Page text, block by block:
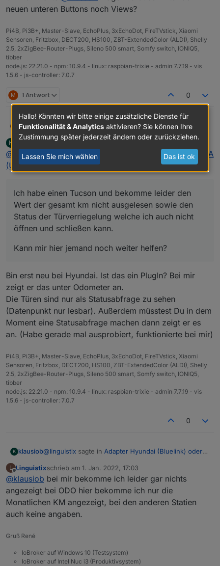
neuen unteren Buttons noch Views?
Pi4B, Pi3B+, Master-Slave, EchoPlus, 3xEchoDot, FireTVstick, Xiaomi
Sensoren, Fritzbox, DECT200, HS100, ZBT-ExtendedColor (ALDI), Shelly
2.5, 2xZigBee-Router-Plugs, Sileno 500 smart, Somfy switch, IONIQ5,
tibber
node.js: 22.21.0 - npm: 10.9.4 - linux: raspbian-trixie - admin 7.7.19 - vis
1.5.6 - js-controller: 7.0.7
M 1 Antwort 0
LinguistixIch habe einen Tucson und bekomme leider den
Wert der gesamt km nicht ausgelesen sowie den
öffnen und schließen kann.
K
Offline
klausiob schrieb am 1. Jan. 2022, 17:01
@ linguistix sagte inAdapter Hyundai (Bluelink) oder KIA
(UVO):
Ich habe einen Tucson und bekomme leider den
Wert der gesamt km nicht ausgelesen sowie den
Status der Türverriegelung welche ich auch nicht
öffnen und schließen kann.
Kann mir hier jemand noch weiter helfen?
Bin erst neu bei Hyundai. Ist das ein PlugIn? Bei mir
zeigt er das unter Odometer an.
Die Türen sind nur als Statusabfrage zu sehen
(Datenpunkt nur lesbar). Außerdem müsstest Du in dem
Moment eine Statusabfrage machen dann zeigt er es
an. (Habe gerade mal ausprobiert, funktionierte bei mir)
Pi4B, Pi3B+, Master-Slave, EchoPlus, 3xEchoDot, FireTVstick, Xiaomi
Sensoren, Fritzbox, DECT200, HS100, ZBT-ExtendedColor (ALDI), Shelly
2.5, 2xZigBee-Router-Plugs, Sileno 500 smart, Somfy switch, IONIQ5,
tibber
node.js: 22.21.0 - npm: 10.9.4 - linux: raspbian-trixie - admin 7.7.19 - vis
1.5.6 - js-controller: 7.0.7
0
K klausiob@linguistix sagte in Adapter Hyundai (Bluelink) oder
Ich habe einen Tucson und bekomme leider den
Wert der gesamt km nicht ausgelesen sowie den
öffnen und schließen kann.
Bin erst neu bei Hyundai. Ist das ein PlugIn? Bei mir
zeigt er das unter Odometer an.
Die Türen sind nur als Statusabfrage zu sehen
bei mir)
L
Offline
Linguistixschrieb am 1. Jan. 2022, 17:03
zuletzt editiert von
@klausiob bei mir bekomme ich leider gar nichts
angezeigt bei ODO hier bekomme ich nur die
Monatlichen KM angezeigt, bei den anderen Statien
auch keine angaben.
Gruß René
IoBroker auf Windows 10 (Testsystem)
IoBroker auf Intel Nuc i3 (Produktivsystem)
Hallo! Könnten wir bitte einige zusätzliche Dienste für
Funktionalität & Analytics aktivieren? Sie können Ihre
Zustimmung später jederzeit ändern oder zurückziehen.
Lassen Sie mich wählen Das ist ok